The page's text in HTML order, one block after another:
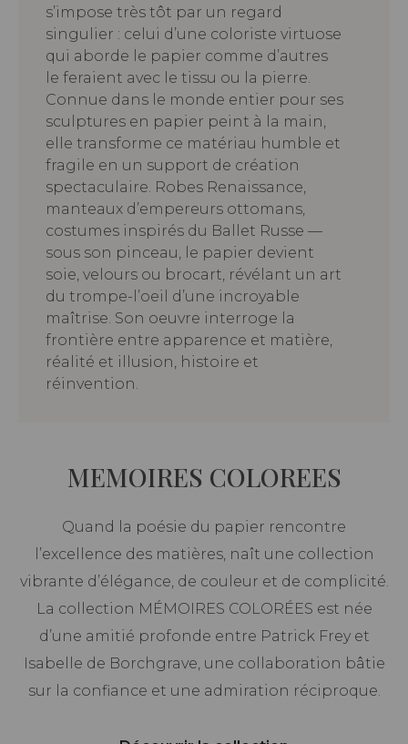
s’impose très tôt par un regard
singulier : celui d’une coloriste virtuose
qui aborde le papier comme d’autres
le feraient avec le tissu ou la pierre.
Connue dans le monde entier pour ses
sculptures en papier peint à la main,
elle transforme ce matériau humble et
fragile en un support de création
spectaculaire. Robes Renaissance,
manteaux d’empereurs ottomans,
costumes inspirés du Ballet Russe —
sous son pinceau, le papier devient
soie, velours ou brocart, révélant un art
du trompe-l’oeil d’une incroyable
maîtrise. Son oeuvre interroge la
frontière entre apparence et matière,
réalité et illusion, histoire et
réinvention.
MEMOIRES COLOREES
Quand la poésie du papier rencontre
l’excellence des matières, naît une collection
vibrante d’élégance, de couleur et de complicité.
La collection MÉMOIRES COLORÉES est née
d’une amitié profonde entre Patrick Frey et
Isabelle de Borchgrave, une collaboration bâtie
sur la confiance et une admiration réciproque.